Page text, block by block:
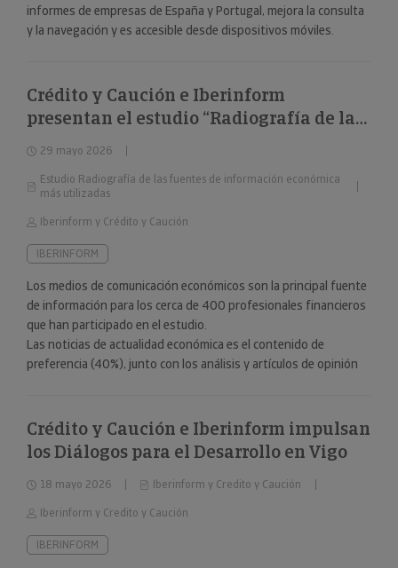
informes de empresas de España y Portugal, mejora la consulta
y la navegación y es accesible desde dispositivos móviles.
Crédito y Caución e Iberinform
presentan el estudio “Radiografía de las
fuentes de información económica más
utilizadas”
29 mayo 2026
Estudio Radiografía de las fuentes de información económica
más utilizadas
Iberinform y Crédito y Caución
IBERINFORM
Los medios de comunicación económicos son la principal fuente
de información para los cerca de 400 profesionales financieros
que han participado en el estudio.
Las noticias de actualidad económica es el contenido de
preferencia (40%), junto con los análisis y artículos de opinión
Crédito y Caución e Iberinform impulsan
los Diálogos para el Desarrollo en Vigo
18 mayo 2026
Iberinform y Credito y Caución
Iberinform y Credito y Caución
IBERINFORM